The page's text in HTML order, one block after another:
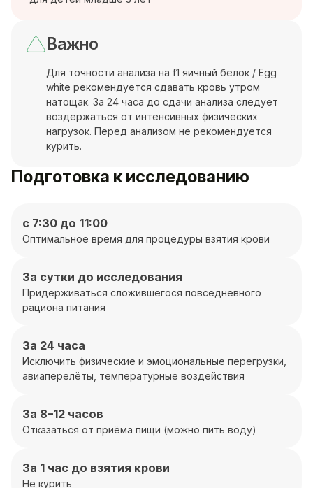
Важно
Для точности анализа на f1 яичный белок / Egg
white рекомендуется сдавать кровь утром
натощак. За 24 часа до сдачи анализа следует
воздержаться от интенсивных физических
нагрузок. Перед анализом не рекомендуется
курить.
Подготовка к исследованию
с 7:30 до 11:00
Оптимальное время для процедуры взятия крови
За сутки до исследования
Придерживаться сложившегося повседневного
рациона питания
За 24 часа
Исключить физические и эмоциональные перегрузки,
авиаперелёты, температурные воздействия
За 8–12 часов
Отказаться от приёма пищи (можно пить воду)
За 1 час до взятия крови
Не курить